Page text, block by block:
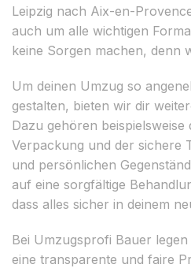
Leipzig nach Aix-en-
auch um alle wichtigen
keine Sorgen machen, denn
Um deinen Umzug so
gestalten, bieten wir dir
Dazu gehören beispielsweise
Verpackung und der sichere
und persönlichen
auf eine sorgfältige
dass alles sicher in deinem
Bei Umzugsprofi Bauer
eine transparente und faire